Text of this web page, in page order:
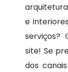
e
serviços?
site! Se
dos